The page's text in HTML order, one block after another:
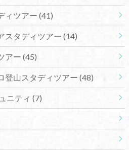
ィツアー (41)
スタディツアー (14)
アー (45)
登山スタディツアー (48)
ニティ (7)